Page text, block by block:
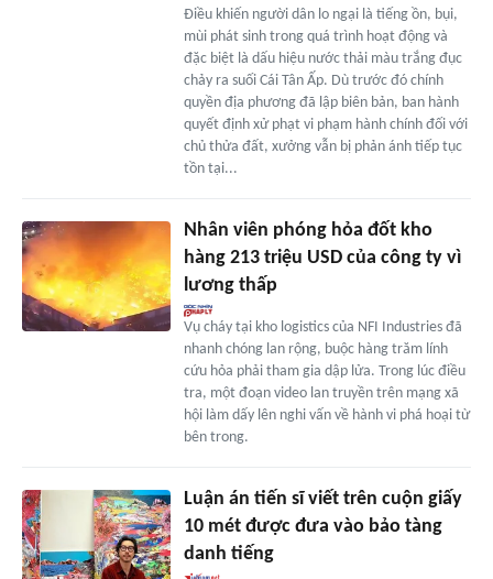
Điều khiến người dân lo ngại là tiếng ồn, bụi,
mùi phát sinh trong quá trình hoạt động và
đặc biệt là dấu hiệu nước thải màu trắng đục
chảy ra suối Cái Tân Ấp. Dù trước đó chính
quyền địa phương đã lập biên bản, ban hành
quyết định xử phạt vi phạm hành chính đối với
chủ thửa đất, xưởng vẫn bị phản ánh tiếp tục
tồn tại...
Nhân viên phóng hỏa đốt kho
hàng 213 triệu USD của công ty vì
lương thấp
Vụ cháy tại kho logistics của NFI Industries đã
nhanh chóng lan rộng, buộc hàng trăm lính
cứu hỏa phải tham gia dập lửa. Trong lúc điều
tra, một đoạn video lan truyền trên mạng xã
hội làm dấy lên nghi vấn về hành vi phá hoại từ
bên trong.
Luận án tiến sĩ viết trên cuộn giấy
10 mét được đưa vào bảo tàng
danh tiếng